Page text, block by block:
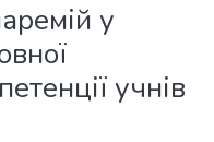
у
учнів